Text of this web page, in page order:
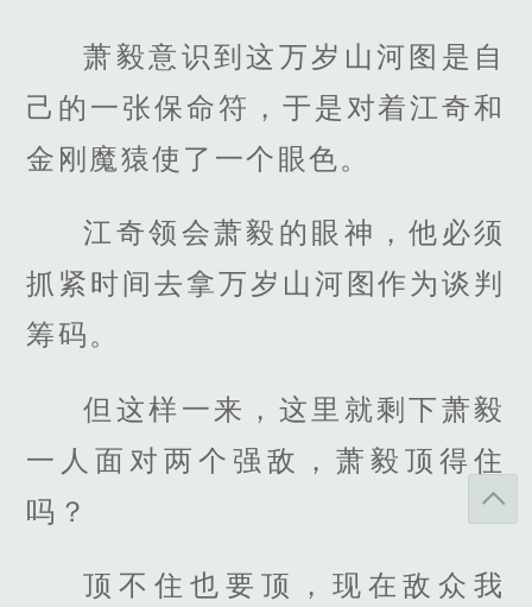
萧毅意识到这万岁山河图是自
己的一张保命符，于是对着江奇和
金刚魔猿使了一个眼色。
江奇领会萧毅的眼神，他必须
抓紧时间去拿万岁山河图作为谈判
筹码。
但这样一来，这里就剩下萧毅
一人面对两个强敌，萧毅顶得住
吗？
顶不住也要顶，现在敌众我